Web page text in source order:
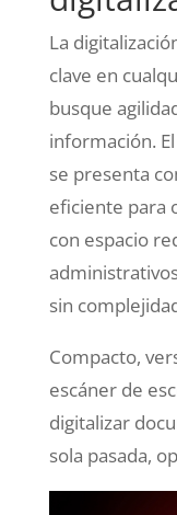
La
clave en
busque
información. El
se presenta
eficiente para
con espacio
sin
Compacto,
escáner de
digitalizar
sola pasada,